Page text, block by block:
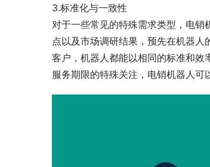
3.标准化与一致性
对于一些常见的特殊需求类型，电
点以及市场调研结果，预先在机器
客户，机器人都能以相同的标准和
服务期限的特殊关注，电销机器人可